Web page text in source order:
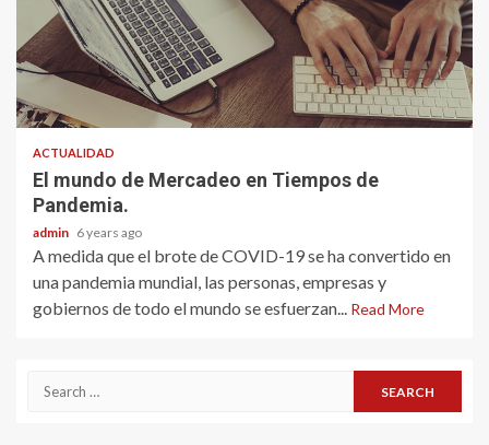
ACTUALIDAD
El mundo de Mercadeo en Tiempos de
Pandemia.
admin 6 years ago
A medida que el brote de COVID-19 se ha convertido en
una pandemia mundial, las personas, empresas y
gobiernos de todo el mundo se esfuerzan... Read More
Search